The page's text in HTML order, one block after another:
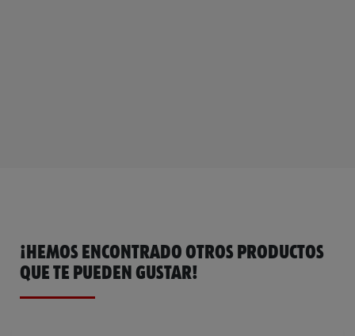
¡HEMOS ENCONTRADO OTROS PRODUCTOS
QUE TE PUEDEN GUSTAR!